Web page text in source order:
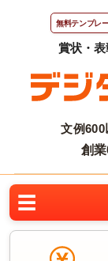
無料テンプレ
文例
創